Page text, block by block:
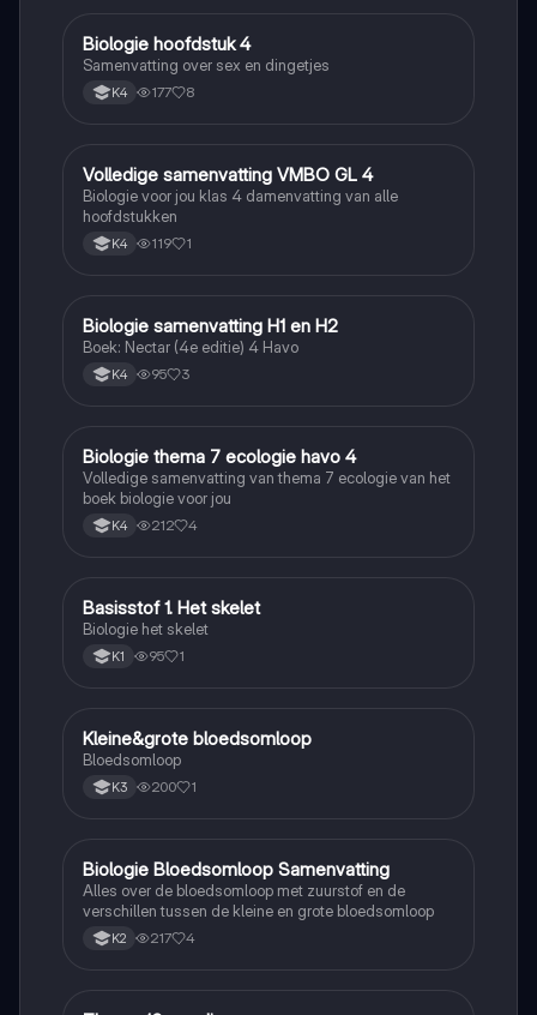
Biologie
Biologie hoofdstuk 4
Samenvatting over sex en dingetjes
K4 177 8
Biologie
Volledige samenvatting VMBO GL 4
Biologie voor jou klas 4 damenvatting van alle
hoofdstukken
K4 119 1
Biologie
Biologie samenvatting H1 en H2
Boek: Nectar (4e editie) 4 Havo
K4 95 3
Biologie
Biologie thema 7 ecologie havo 4
Volledige samenvatting van thema 7 ecologie van het
boek biologie voor jou
K4 212 4
Biologie
Basisstof 1. Het skelet
Biologie het skelet
K1 95 1
Biologie
Kleine&grote bloedsomloop
Bloedsomloop
K3 200 1
Biologie
Biologie Bloedsomloop Samenvatting
Alles over de bloedsomloop met zuurstof en de
verschillen tussen de kleine en grote bloedsomloop
K2 217 4